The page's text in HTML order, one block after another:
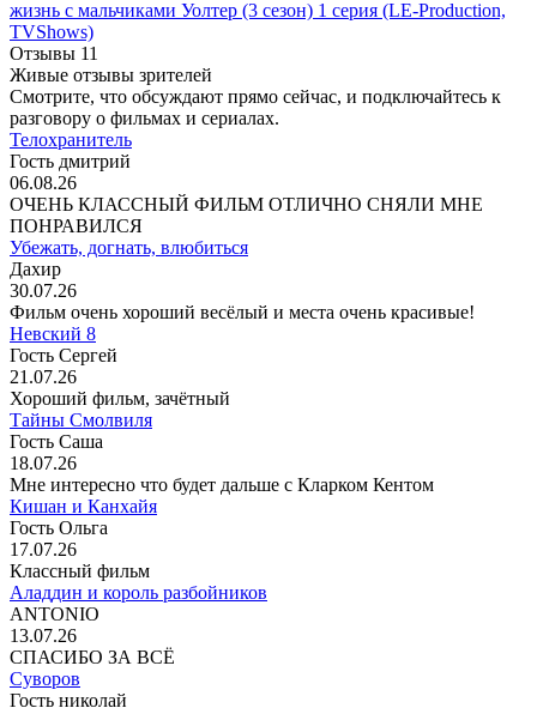
жизнь с мальчиками Уолтер (3 сезон) 1 серия (LE-Production,
TVShows)
Отзывы 11
Живые отзывы зрителей
Смотрите, что обсуждают прямо сейчас, и подключайтесь к
разговору о фильмах и сериалах.
Телохранитель
Гость дмитрий
06.08.26
ОЧЕНЬ КЛАССНЫЙ ФИЛЬМ ОТЛИЧНО СНЯЛИ МНЕ
ПОНРАВИЛСЯ
Убежать, догнать, влюбиться
Дахир
30.07.26
Фильм очень хороший весёлый и места очень красивые!
Невский 8
Гость Сергей
21.07.26
Хороший фильм, зачётный
Тайны Смолвиля
Гость Саша
18.07.26
Мне интересно что будет дальше с Кларком Кентом
Кишан и Канхайя
Гость Ольга
17.07.26
Классный фильм
Аладдин и король разбойников
ANTONIO
13.07.26
СПАСИБО ЗА ВСЁ
Суворов
Гость николай